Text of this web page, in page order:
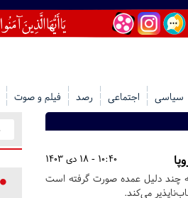
سیاسی اجتماعی رصد فیلم و صوت
10:40 - 18 دی 1403
به چند دلیل عمده صورت گرفته است
می‌کند.